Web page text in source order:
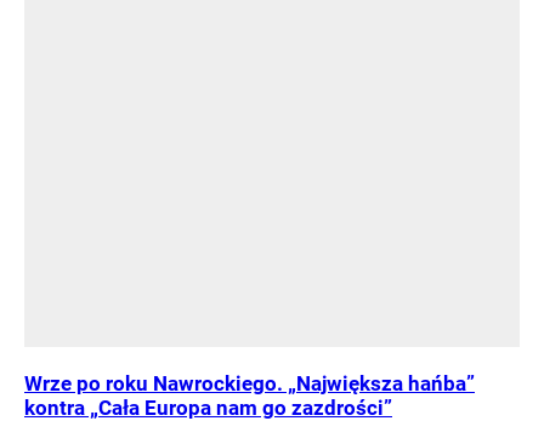
Wrze po roku Nawrockiego. „Największa hańba”
kontra „Cała Europa nam go zazdrości”